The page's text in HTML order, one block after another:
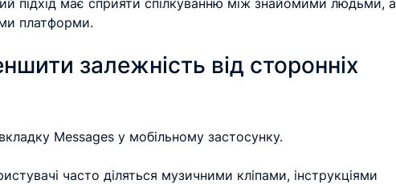
підхід має сприяти спілкуванню між знайомими людьми, а
платформи.
залежність від сторонніх
Messages у мобільному застосунку.
часто діляться музичними кліпами, інструкціями